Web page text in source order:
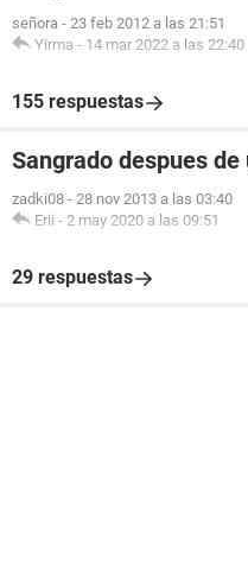
señora - 23 feb 2012 a las 21:51
Yirma - 14 mar 2022 a las 22:40
155 respuestas
Sangrado despues
zadki08 - 28 nov 2013 a las 03:40
Erii - 2 may 2020 a las 09:51
29 respuestas